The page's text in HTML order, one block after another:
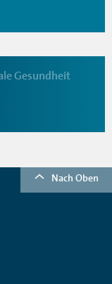
Gesundheit
Nach Oben